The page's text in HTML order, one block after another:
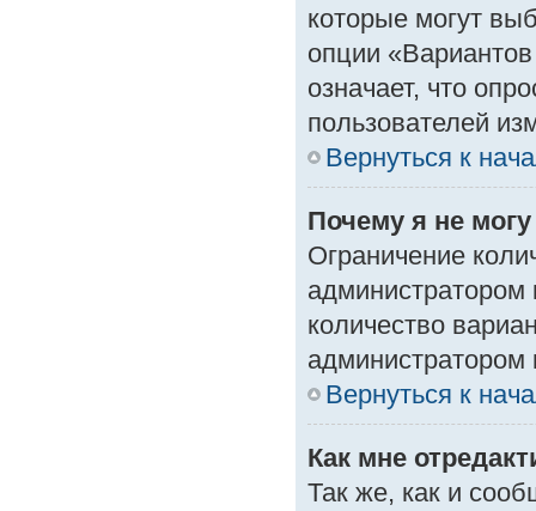
которые могут
опции
означает, что
пользователей
Вернуться к
Почему я не
Ограничение
количество
Вернуться к
Как мне
Так же, как и